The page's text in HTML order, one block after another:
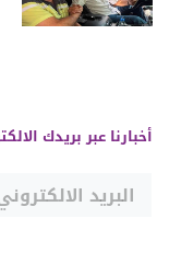
أخبارنا عبر بريدك